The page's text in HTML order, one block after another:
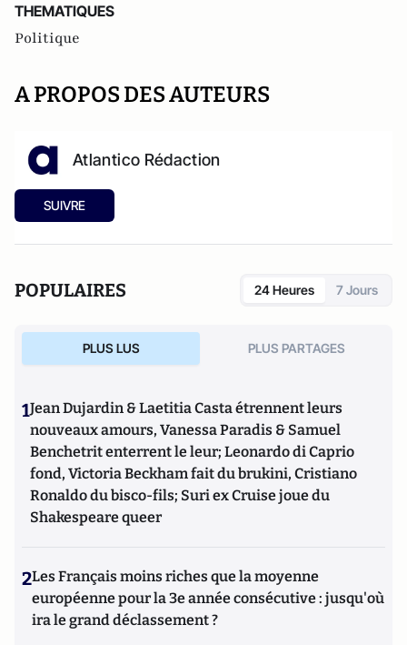
THEMATIQUES
Politique
A PROPOS DES AUTEURS
Atlantico Rédaction
SUIVRE
POPULAIRES 24 Heures 7 Jours
PLUS LUS PLUS PARTAGES
1Jean Dujardin & Laetitia Casta étrennent leurs
nouveaux amours, Vanessa Paradis & Samuel
Benchetrit enterrent le leur; Leonardo di Caprio
fond, Victoria Beckham fait du brukini, Cristiano
Ronaldo du bisco-fils; Suri ex Cruise joue du
Shakespeare queer
2Les Français moins riches que la moyenne
européenne pour la 3e année consécutive : jusqu'où
ira le grand déclassement ?